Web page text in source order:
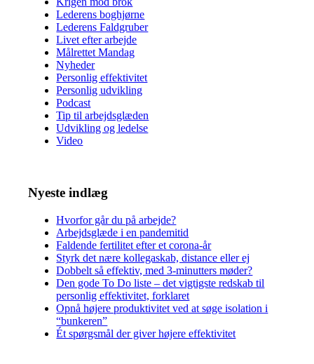
Lederens boghjørne
Lederens Faldgruber
Livet efter arbejde
Målrettet Mandag
Nyheder
Personlig effektivitet
Personlig udvikling
Podcast
Tip til arbejdsglæden
Udvikling og ledelse
Video
Nyeste indlæg
Hvorfor går du på arbejde?
Arbejdsglæde i en pandemitid
Faldende fertilitet efter et corona-år
Styrk det nære kollegaskab, distance eller ej
Dobbelt så effektiv, med 3-minutters møder?
Den gode To Do liste – det vigtigste redskab til
personlig effektivitet, forklaret
Opnå højere produktivitet ved at søge isolation i
“bunkeren”
Ét spørgsmål der giver højere effektivitet